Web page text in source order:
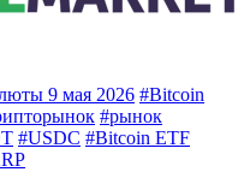
9 мая 2026 #Bitcoin
#рынок
#USDC #Bitcoin ETF